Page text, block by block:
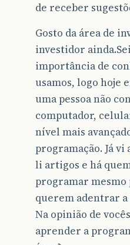
de receber
Gosto da área de
investidor
importância de
usamos, logo hoje
uma pessoa não
computador,
nível mais
programação. Já vi
li artigos e há
programar mesmo
querem adentrar a
Na opinião de
aprender a